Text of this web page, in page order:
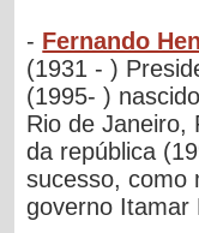
- Fernando
(1931 - )
(1995- )
Rio de Janeiro,
da república
sucesso, como
governo Itamar